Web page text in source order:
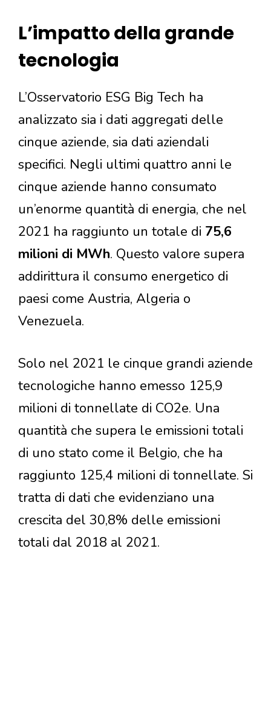
L’impatto della grande
tecnologia
L’Osservatorio ESG Big Tech ha
analizzato sia i dati aggregati delle
cinque aziende, sia dati aziendali
specifici. Negli ultimi quattro anni le
cinque aziende hanno consumato
un’enorme quantità di energia, che nel
2021 ha raggiunto un totale di 75,6
milioni di MWh. Questo valore supera
addirittura il consumo energetico di
paesi come Austria, Algeria o
Venezuela.
Solo nel 2021 le cinque grandi aziende
tecnologiche hanno emesso 125,9
milioni di tonnellate di CO2e. Una
quantità che supera le emissioni totali
di uno stato come il Belgio, che ha
raggiunto 125,4 milioni di tonnellate. Si
tratta di dati che evidenziano una
crescita del 30,8% delle emissioni
totali dal 2018 al 2021.